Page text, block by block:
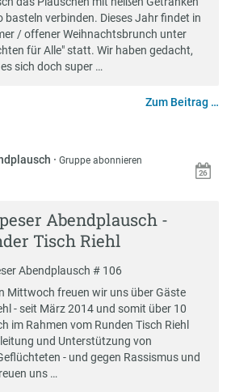
basteln verbinden. Dieses Jahr findet in
/ offener Weihnachtsbrunch unter
für Alle" statt. Wir haben gedacht,
sich doch super …
Zum Beitrag …
·Gruppe abonnieren
Abendplausch -
Tisch Riehl
Abendplausch # 106
Mittwoch freuen wir uns über Gäste
- seit März 2014 und somit über 10
im Rahmen vom Runden Tisch Riehl
und Unterstützung von
- und gegen Rassismus und
uns …